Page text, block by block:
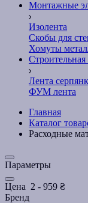
Монтажные
Изолента
Скобы для
Хомуты
Строительная
Лента
ФУМ лента
Главная
Каталог
Расходные
Параметры
Цена 2 - 959 ₴
Бренд